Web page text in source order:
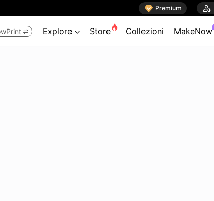
 Premium 
 Explore  Store Collezioni MakeNow